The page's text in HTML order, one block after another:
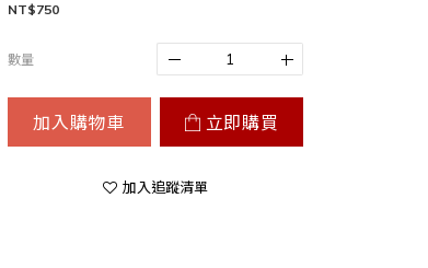
NT$750
數量
加入購物車 立即購買
加入追蹤清單